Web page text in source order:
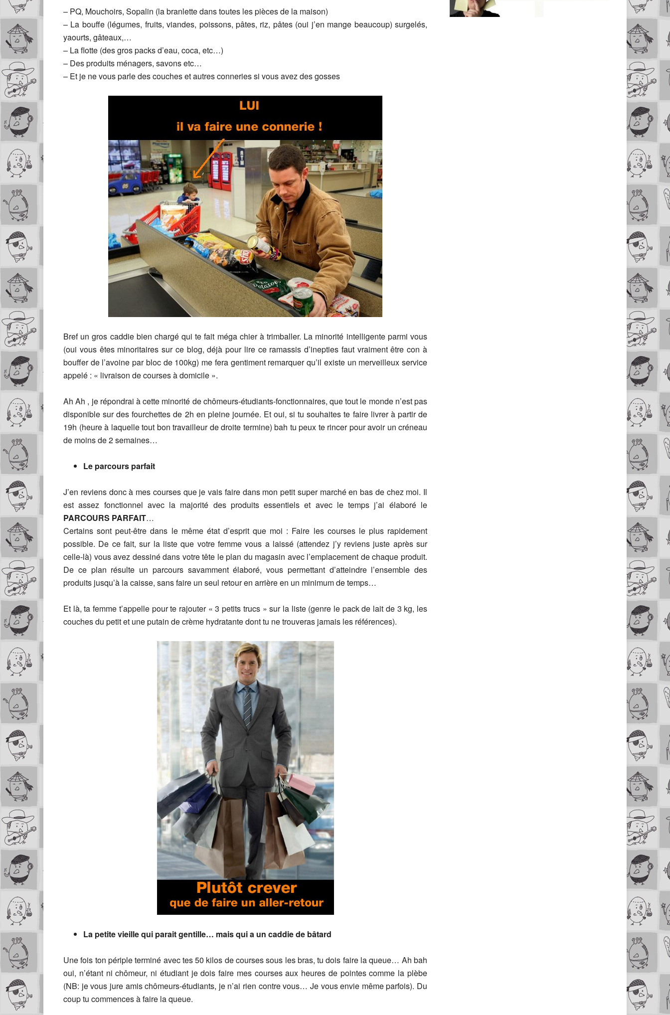
– PQ, Mouchoirs, Sopalin (la branlette dans toutes les pièces de la maison)
– La bouffe (légumes, fruits, viandes, poissons, pâtes, riz, pâtes (oui j’en mange beaucoup) surgelés,
yaourts, gâteaux,…
– La flotte (des gros packs d’eau, coca, etc…)
– Des produits ménagers, savons etc…
– Et je ne vous parle des couches et autres conneries si vous avez des gosses
Bref un gros caddie bien chargé qui te fait méga chier à trimballer. La minorité intelligente parmi vous
(oui vous êtes minoritaires sur ce blog, déjà pour lire ce ramassis d’inepties faut vraiment être con à
bouffer de l’avoine par bloc de 100kg) me fera gentiment remarquer qu’il existe un merveilleux service
appelé : « livraison de courses à domicile ».
Ah Ah , je répondrai à cette minorité de chômeurs-étudiants-fonctionnaires, que tout le monde n’est pas
disponible sur des fourchettes de 2h en pleine journée. Et oui, si tu souhaites te faire livrer à partir de
19h (heure à laquelle tout bon travailleur de droite termine) bah tu peux te rincer pour avoir un créneau
de moins de 2 semaines…
Le parcours parfait
J’en reviens donc à mes courses que je vais faire dans mon petit super marché en bas de chez moi. Il
est assez fonctionnel avec la majorité des produits essentiels et avec le temps j’ai élaboré le
PARCOURS PARFAIT…
Certains sont peut-être dans le même état d’esprit que moi : Faire les courses le plus rapidement
possible. De ce fait, sur la liste que votre femme vous a laissé (attendez j’y reviens juste après sur
celle-là) vous avez dessiné dans votre tête le plan du magasin avec l’emplacement de chaque produit.
De ce plan résulte un parcours savamment élaboré, vous permettant d’atteindre l’ensemble des
produits jusqu’à la caisse, sans faire un seul retour en arrière en un minimum de temps…
Et là, ta femme t’appelle pour te rajouter « 3 petits trucs » sur la liste (genre le pack de lait de 3 kg, les
couches du petit et une putain de crème hydratante dont tu ne trouveras jamais les références).
La petite vieille qui parait gentille… mais qui a un caddie de bâtard
Une fois ton périple terminé avec tes 50 kilos de courses sous les bras, tu dois faire la queue… Ah bah
oui, n’étant ni chômeur, ni étudiant je dois faire mes courses aux heures de pointes comme la plèbe
(NB: je vous jure amis chômeurs-étudiants, je n’ai rien contre vous… Je vous envie même parfois). Du
coup tu commences à faire la queue.